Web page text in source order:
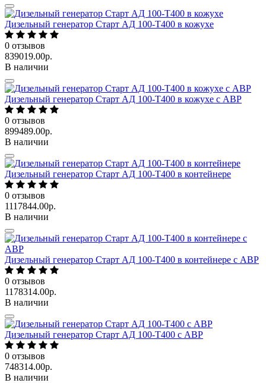
Дизельный генератор Старт АД 100-Т400 в кожухе
0 отзывов
839019.00р.
В наличии
Дизельный генератор Старт АД 100-Т400 в кожухе с АВР
0 отзывов
899489.00р.
В наличии
Дизельный генератор Старт АД 100-Т400 в контейнере
0 отзывов
1117844.00р.
В наличии
Дизельный генератор Старт АД 100-Т400 в контейнере с АВР
0 отзывов
1178314.00р.
В наличии
Дизельный генератор Старт АД 100-Т400 с АВР
0 отзывов
748314.00р.
В наличии